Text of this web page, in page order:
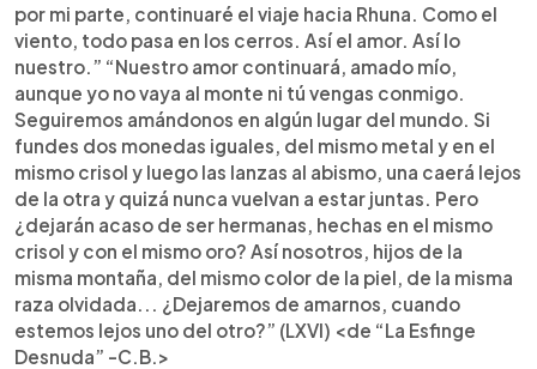
por mi parte, continuaré el viaje hacia Rhuna. Como el
viento, todo pasa en los cerros. Así el amor. Así lo
nuestro.” “Nuestro amor continuará, amado mío,
aunque yo no vaya al monte ni tú vengas conmigo.
Seguiremos amándonos en algún lugar del mundo. Si
fundes dos monedas iguales, del mismo metal y en el
mismo crisol y luego las lanzas al abismo, una caerá lejos
de la otra y quizá nunca vuelvan a estar juntas. Pero
¿dejarán acaso de ser hermanas, hechas en el mismo
crisol y con el mismo oro? Así nosotros, hijos de la
misma montaña, del mismo color de la piel, de la misma
raza olvidada... ¿Dejaremos de amarnos, cuando
estemos lejos uno del otro?” (LXVI) <de “La Esfinge
Desnuda” -C.B.>